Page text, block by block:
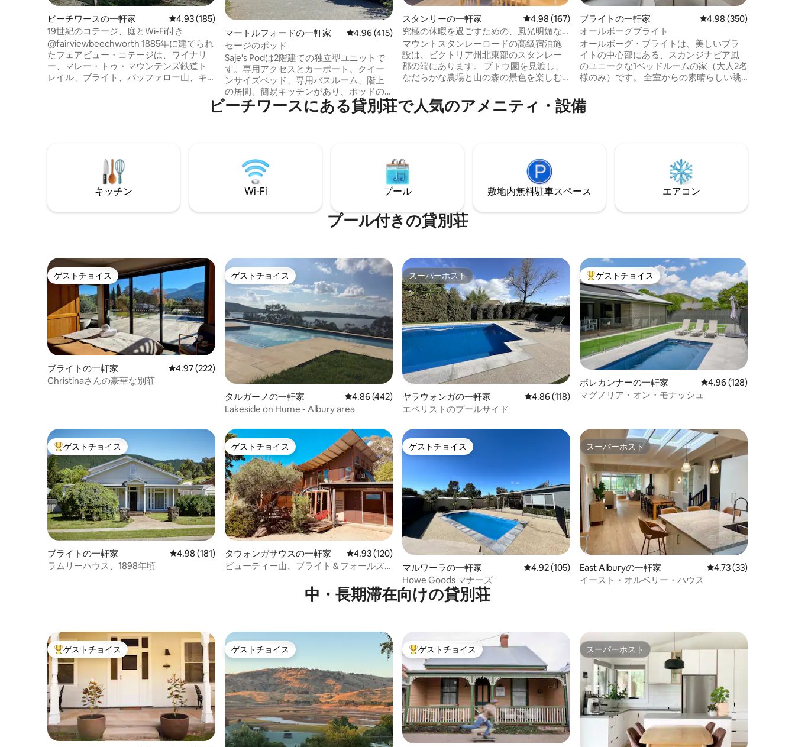
ビーチワースの一軒家 レビュー185件、5つ星中4.93つ星の平均評価
4.93 (185)
19世紀のコテージ、庭とWi-Fi付き
@fairviewbeechworth 1885年に建てられ
たフェアビュー・コテージは、ワイナリ
ー、マレー・トゥ・マウンテンズ鉄道ト
レイル、ブライト、バッファロー山、キ
は、ベッドルーム3室、囲むようなポーチ1
した庭があります。 ビーチワースのショ
ップ、カフェの中心部まで800m、サンベ
ル湖、ウォーキング・ライディング・ト
レイル、中国庭園までわずか数分です。
マートルフォードの一軒家 レビュー415件、5つ星中4.96つ星の平均評価
4.96 (415)
セージのポッド
Saje's Podは2階建ての独立型ユニットで
す。専用アクセスとカーポート。クイー
ンサイズベッド、専用バスルーム、階上
の居間、簡易キッチンがあり、ポッドの
ゲストが使用できるバーベキューが備わ
った共有デッキに面しています。 ポッド
の整ったキッチンとダイニングルーム、
広いリビングルーム、ベッドルーム2室（1
室はクイーンベッド、マスターベッドル
ームはキングベッド）、バスルーム2室、
ランドリールームがあります。
スタンリーの一軒家 レビュー167件、5つ星中4.98つ星の平均評価
4.98 (167)
究極の休暇を過ごすための、風光明媚な
ブドウ園の宿泊先
マウントスタンレーロードの高級宿泊施
設は、ビクトリア州北東部のスタンレー
郡の端にあります。 ブドウ園を見渡し、
なだらかな農場と山の森の景色を楽しむ
をお楽しみいただけます。 理想的な立地
で、Hillsboroughカフェやプロビドアまで
史的なビーチワースから車でわずか10分
のこのユニークなレジデンスは、完璧で
静かな休暇を提供します。
ブライトの一軒家 レビュー350件、5つ星
4.98 (350)
オールボーグブライト
オールボーグ・ブライトは、美しいブラ
イトの中心部にある、スカンジナビア風
のユニークな1ベッドルームの家（大人2名
様のみ）です。 全室からの素晴らしい眺
デザインで、持続可能な高級な宿泊施設
をお探しのカップルにとってベンチマー
パッシブエネルギー設計により、二酸化
炭素排出量を最小限に抑えながら最大の
快適さを楽しむことができます。
ビーチワースにある貸別荘で人気のアメニティ・設備
キッチン Wi-Fi プール 敷地内無料駐⁠車ス⁠ペ⁠ー⁠ス エアコン
プール付きの貸別荘
ゲストチョイス
ゲストチョイス
ブライトの一軒家 レビュー222件、5つ星中4.97つ星の平均評価
4.97 (222)
Christinaさんの豪華な別荘
ゲストチョイス
ゲストチョイス
タルガーノの一軒家 レビュー442件、5つ星中4.86つ星の平均評価
4.86 (442)
Lakeside on Hume - Albury area
スーパーホスト
スーパーホスト
ヤラウォンガの一軒家 レビュー118件、5つ星中4.86つ星の平均評価
4.86 (118)
エベリストのプールサイド
大好評のゲストチョイスです。
ゲストチョイス
ポレカンナーの一軒家 レビュー128件、5つ
4.96 (128)
マグノリア・オン・モナッシュ
大好評のゲストチョイスです。
ゲストチョイス
ブライトの一軒家 レビュー181件、5つ星中4.98つ星の平均評価
4.98 (181)
ラムリーハウス、1898年頃
ゲストチョイス
ゲストチョイス
タウォンガサウスの一軒家 レビュー120件、5つ星中4.93つ星の平均評価
4.93 (120)
ビューティー山、ブライト＆フォールズ
ゲストチョイス
ゲストチョイス
マルワーラの一軒家 レビュー105件、5つ星中4.92つ星の平均評価
4.92 (105)
Howe Goods マナーズ
スーパーホスト
スーパーホスト
East Alburyの一軒家 レビュー33件、5つ
4.73 (33)
イースト・オルベリー・ハウス
中・長期滞在向けの貸別荘
大好評のゲストチョイスです。
ゲストチョイス ゲストチョイス
ゲストチョイス 大好評のゲストチョイスです。
ゲストチョイス スーパーホスト
スーパーホスト